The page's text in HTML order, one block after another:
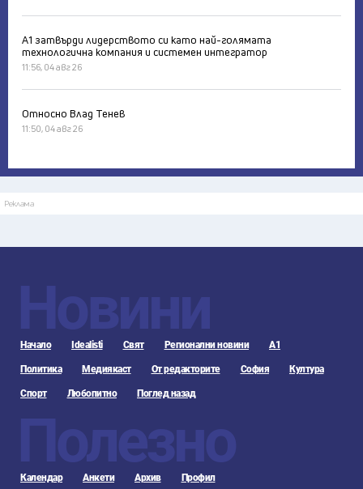
А1 затвърди лидерството си като най-голямата
технологична компания и системен интегратор
11:56, 04 авг 26
Относно Влад Тенев
11:50, 04 авг 26
Реклама
Новини
Начало Idealisti Свят Регионални новини А1
Политика Медиякаст От редакторите София Култура
Спорт Любопитно Поглед назад
Полезно
Календар Анкети Архив Профил